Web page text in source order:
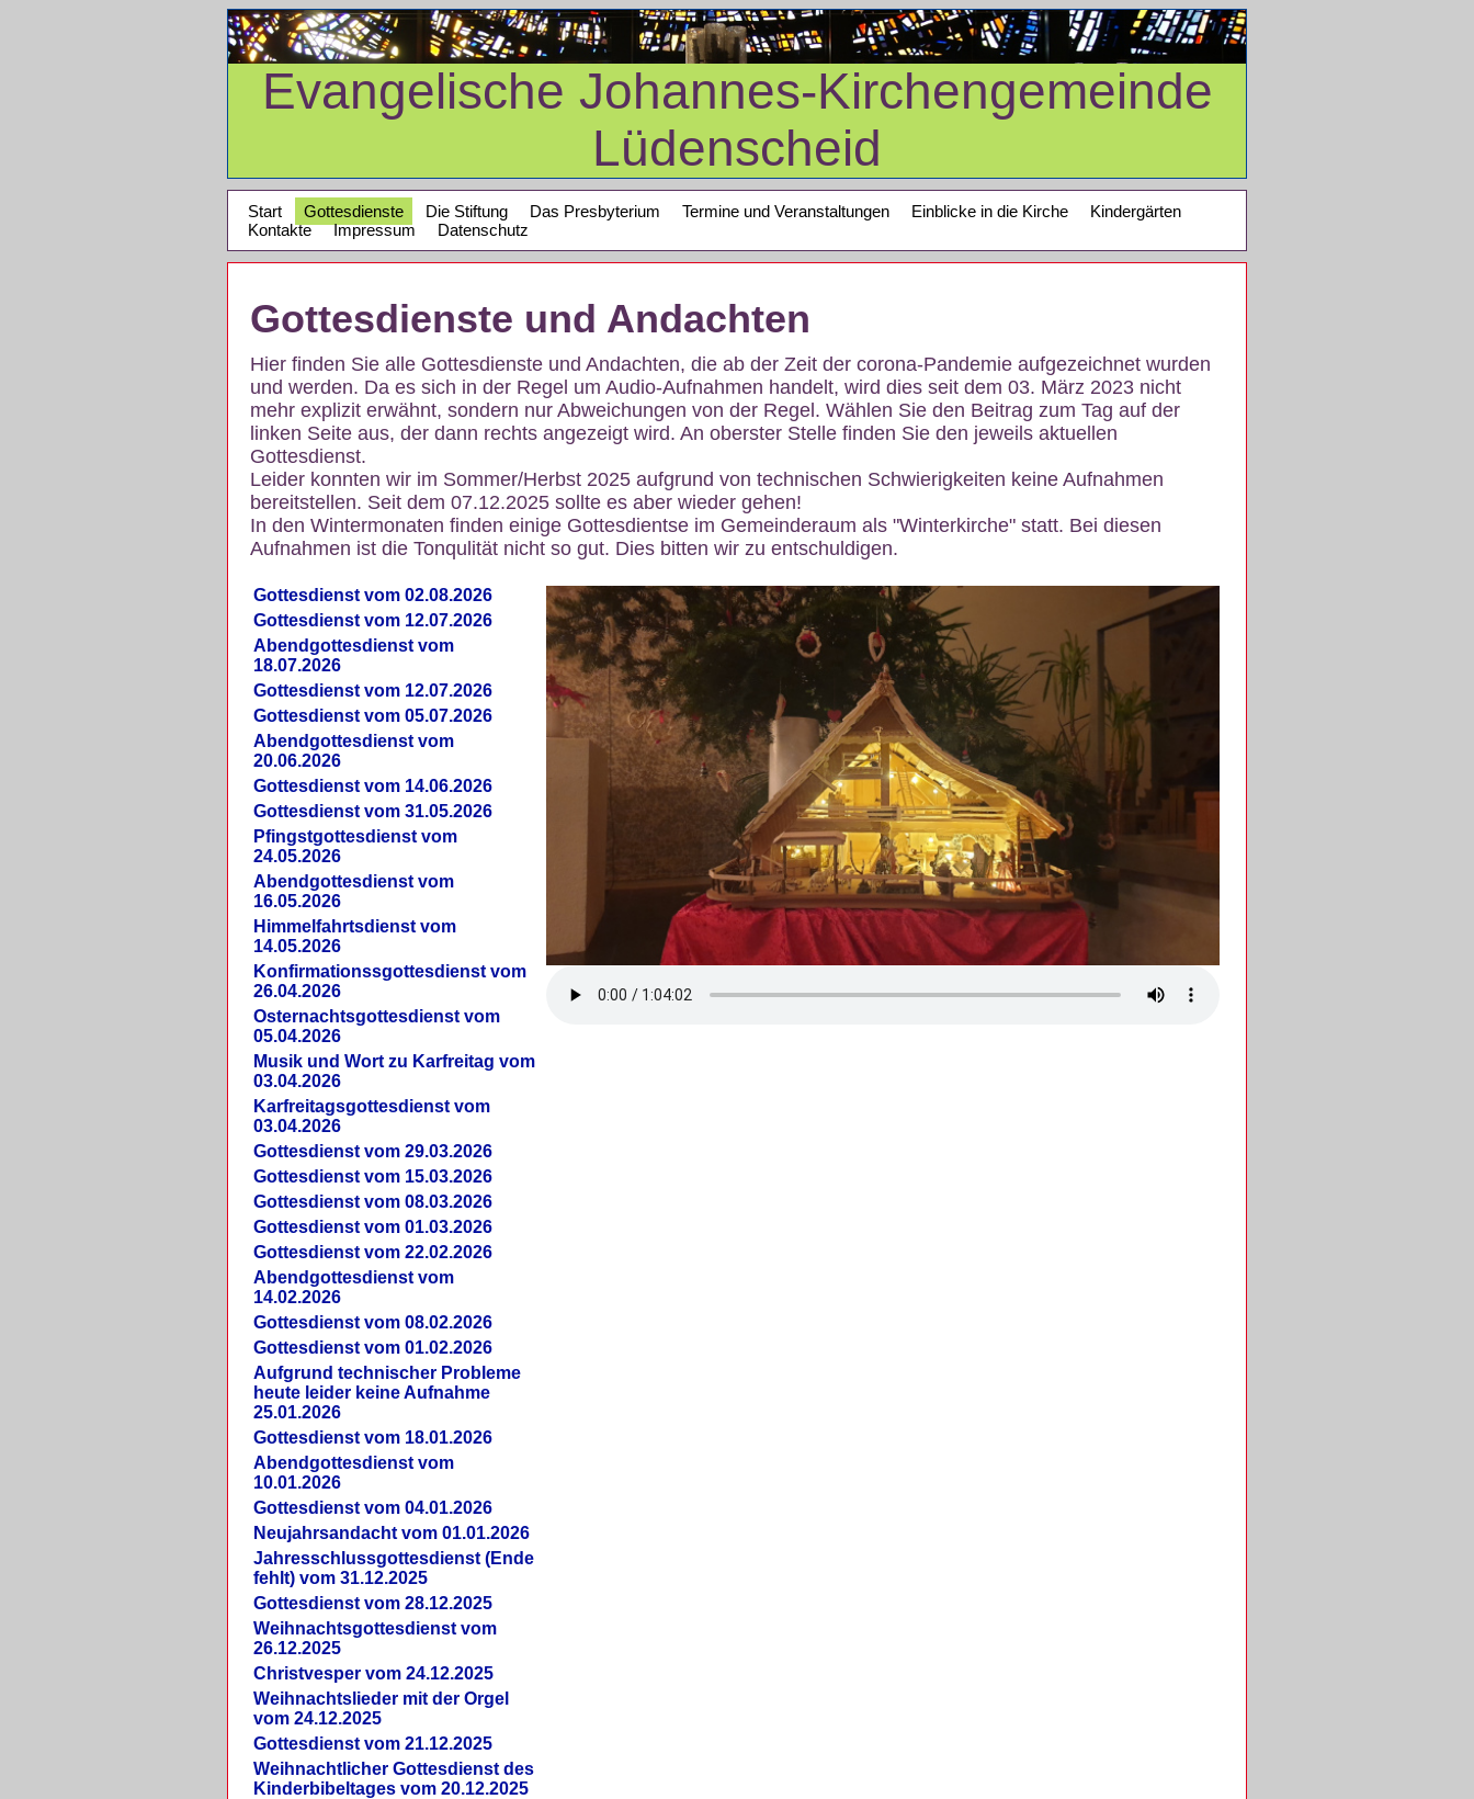
Evangelische Johannes-Kirchengemeinde
Lüdenscheid
Start Gottesdienste Die Stiftung Das Presbyterium Termine und Veranstaltungen Einblicke in die Kirche
Kindergärten
Kontakte
Impressum Datenschutz
Gottesdienste und Andachten
Hier finden Sie alle Gottesdienste und Andachten, die ab der Zeit der corona-Pandemie aufgezeichnet wurden
und werden. Da es sich in der Regel um Audio-Aufnahmen handelt, wird dies seit dem 03. März 2023 nicht
mehr explizit erwähnt, sondern nur Abweichungen von der Regel. Wählen Sie den Beitrag zum Tag auf der
linken Seite aus, der dann rechts angezeigt wird. An oberster Stelle finden Sie den jeweils aktuellen
Gottesdienst.
Leider konnten wir im Sommer/Herbst 2025 aufgrund von technischen Schwierigkeiten keine Aufnahmen
bereitstellen. Seit dem 07.12.2025 sollte es aber wieder gehen!
In den Wintermonaten finden einige Gottesdientse im Gemeinderaum als "Winterkirche" statt. Bei diesen
Aufnahmen ist die Tonqulität nicht so gut. Dies bitten wir zu entschuldigen.
Gottesdienst vom 02.08.2026
Gottesdienst vom 12.07.2026
Abendgottesdienst vom
18.07.2026
Gottesdienst vom 12.07.2026
Gottesdienst vom 05.07.2026
Abendgottesdienst vom
20.06.2026
Gottesdienst vom 14.06.2026
Gottesdienst vom 31.05.2026
Pfingstgottesdienst vom
24.05.2026
Abendgottesdienst vom
16.05.2026
Himmelfahrtsdienst vom
14.05.2026
Konfirmationssgottesdienst vom
26.04.2026
Osternachtsgottesdienst vom
05.04.2026
Musik und Wort zu Karfreitag vom
03.04.2026
Karfreitagsgottesdienst vom
03.04.2026
Gottesdienst vom 29.03.2026
Gottesdienst vom 15.03.2026
Gottesdienst vom 08.03.2026
Gottesdienst vom 01.03.2026
Gottesdienst vom 22.02.2026
Abendgottesdienst vom
14.02.2026
Gottesdienst vom 08.02.2026
Gottesdienst vom 01.02.2026
Aufgrund technischer Probleme
heute leider keine Aufnahme
25.01.2026
Gottesdienst vom 18.01.2026
Abendgottesdienst vom
10.01.2026
Gottesdienst vom 04.01.2026
Neujahrsandacht vom 01.01.2026
Jahresschlussgottesdienst (Ende
fehlt) vom 31.12.2025
Gottesdienst vom 28.12.2025
Weihnachtsgottesdienst vom
26.12.2025
Christvesper vom 24.12.2025
Weihnachtslieder mit der Orgel
vom 24.12.2025
Gottesdienst vom 21.12.2025
Weihnachtlicher Gottesdienst des
Kinderbibeltages vom 20.12.2025